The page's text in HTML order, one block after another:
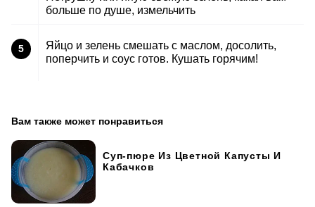
больше по душе, измельчить
5
Яйцо и зелень смешать с маслом, досолить,
поперчить и соус готов. Кушать горячим!
Вам также может понравиться
Суп-пюре Из Цветной Капусты И
Кабачков